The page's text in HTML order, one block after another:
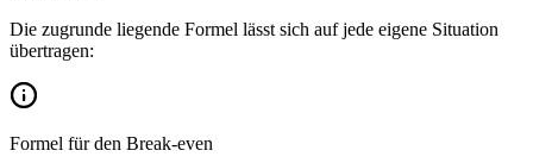
Die zugrunde liegende Formel lässt sich auf jede eigene Situation
übertragen:
Formel für den Break-even